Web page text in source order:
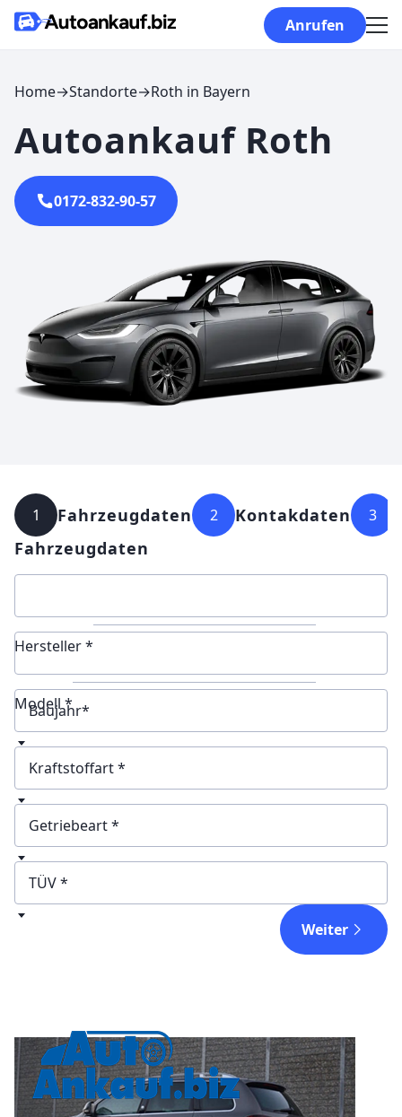
Skip to content
Anrufen
Home→Standorte→Roth in Bayern
Autoankauf Roth
0172-832-90-57
1 Fahrzeugdaten 2 Kontakdaten 3
Fahrzeugdaten
Hersteller *
Modell *
Baujahr
Kraftstoffart
Getriebeart
Weiter